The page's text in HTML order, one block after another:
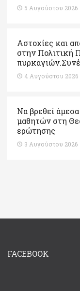
5 Αυγούστου 2026
Αστοχίες και
στην Πολιτική
4 Αυγούστου 2026
Να βρεθεί
μαθητών στη
ερώτησης
3 Αυγούστου 2026
FACEBOOK